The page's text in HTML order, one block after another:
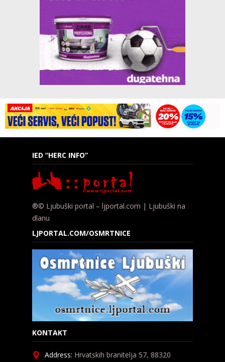
IED “HERC INFO”
®© Ljubuški portal – ljportal.com | Ljubuški na
dlanu
LJPORTAL.COM/OSMRTNICE
KONTAKT
Address: Hrvatskih branitelja 57, 88320